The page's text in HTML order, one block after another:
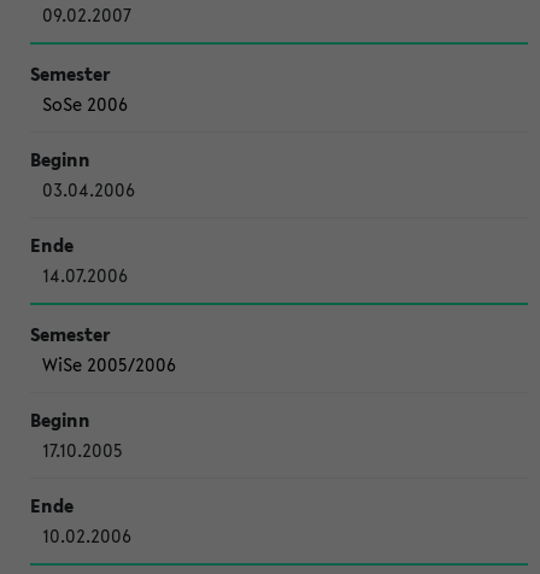
09.02.2007
SoSe 2006
03.04.2006
14.07.2006
WiSe 2005/2006
17.10.2005
10.02.2006